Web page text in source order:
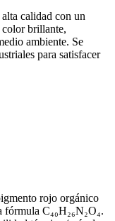
calidad con un
color brillante,
ambiente. Se
para satisfacer
rojo orgánico
C₄₀H₂₆N₂O₄.